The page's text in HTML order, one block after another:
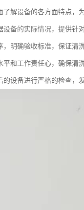
解设备的各方面特点，
备的实际情况，提供针
明确验收标准，保证清
和工作责任心，确保清
设备进行严格的检查，